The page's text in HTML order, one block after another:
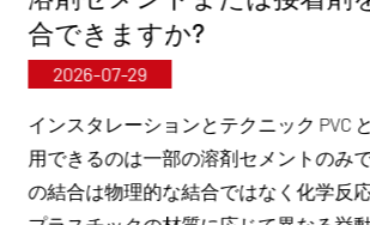
質の「中国製」製品を世界中のお
ています。
寧波・奉化研究開発・生産基地
総投資額2億人民元で、開新超純管
有限公司は大学や研究機関と協力
研究所を設立し、近代的な製造基
合できますか?
2026-07-29
インスタレーションとテクニック PVC と
用できるのは一部の溶剤セメントのみ
の結合は物理的な結合ではなく化学反